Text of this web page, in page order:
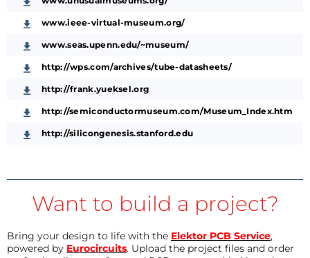
www.ieee-virtual-museum.org/
www.seas.upenn.edu/~museum/
http://wps.com/archives/tube-datasheets/
http://frank.yueksel.org
http://semiconductormuseum.com/Museum_Index.htm
http://silicongenesis.stanford.edu
Want to build a project?
Bring your design to life with the Elektor PCB Service,
powered by Eurocircuits. Upload the project files and order